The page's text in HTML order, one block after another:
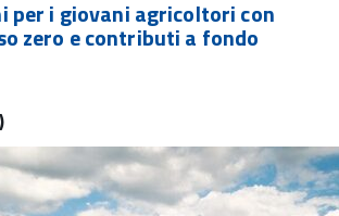
per i giovani agricoltori con
zero e contributi a fondo